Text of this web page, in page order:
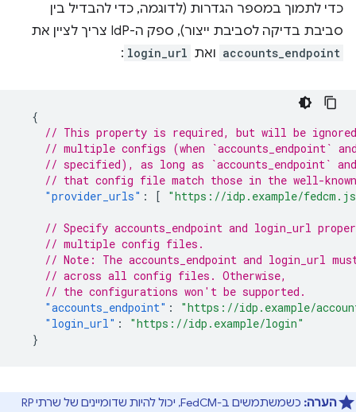
כדי לתמוך במספר הגדרות (לדוגמה, כדי להבדיל בין
סביבת בדיקה לסביבת ייצור), ספק ה-IdP צריך לציין את
accounts_endpoint ואת login_url
:
{
// This property is required, but will be ignored
// multiple configs (when `accounts_endpoint`
// specified), as long as `accounts_endpoint`
// that config file match those in the well-
"provider_urls" : [ "https://idp.example/
// Specify accounts_endpoint and login_url
// multiple config files.
// Note: The accounts_endpoint and login_url
// across all config files. Otherwise,
// the configurations won't be supported.
"accounts_endpoint" :
"https://idp.example/
"login_url" :
"https://idp.example/login"
}
הערה: כשמשתמשים ב-FedCM, יכול להיות שדומיינים של שרתי RP